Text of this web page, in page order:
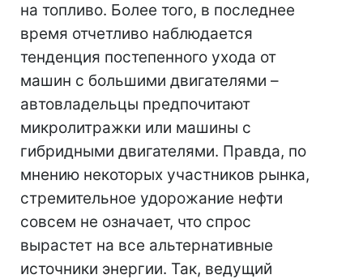
на топливо. Более того, в последнее
время отчетливо наблюдается
тенденция постепенного ухода от
машин с большими двигателями –
автовладельцы предпочитают
микролитражки или машины с
гибридными двигателями. Правда, по
мнению некоторых участников рынка,
стремительное удорожание нефти
совсем не означает, что спрос
вырастет на все альтернативные
источники энергии. Так, ведущий